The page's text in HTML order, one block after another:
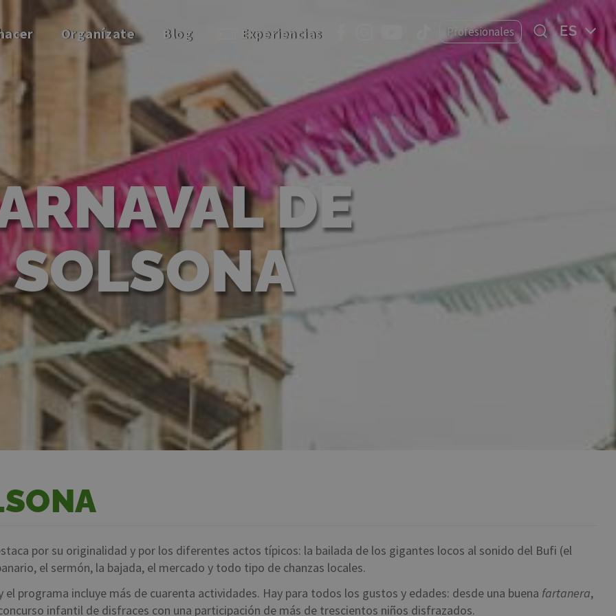
Organízate Blog Experiencias Profesionales
Select
your
language
DE
SOLSONA
por su originalidad y por los diferentes actos típicos: la bailada de los gigantes locos al sonido del Bufi (el
el sermón, la bajada, el mercado y todo tipo de chanzas locales.
programa incluye más de cuarenta actividades. Hay para todos los gustos y edades: desde una buena fartanera,
infantil de disfraces con una participación de más de trescientos niños disfrazados.